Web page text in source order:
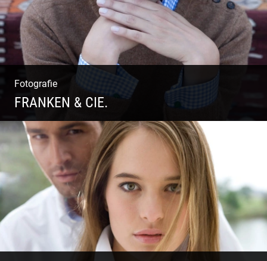
Fotografie
FRANKEN & CIE.
Katalog Shooting | Moderne Klassik |
Luxuriöse Mode | Country Style